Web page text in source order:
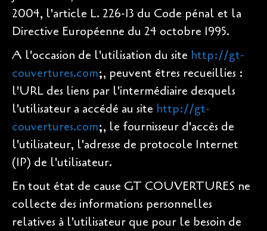
2004, l'article L. 226-13 du Code pénal et la
Directive Européenne du 24 octobre 1995.
A l'occasion de l'utilisation du site http://gt-
couvertures.com;, peuvent êtres recueillies :
l'URL des liens par l'intermédiaire desquels
l'utilisateur a accédé au site http://gt-
couvertures.com;, le fournisseur d'accès de
l'utilisateur, l'adresse de protocole Internet
(IP) de l'utilisateur.
En tout état de cause GT COUVERTURES ne
collecte des informations personnelles
relatives à l'utilisateur que pour le besoin de